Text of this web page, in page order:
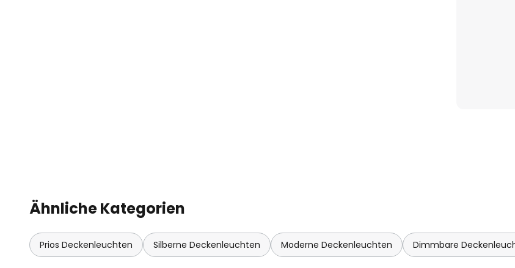
Ähnliche Kategorien
Prios Deckenleuchten Silberne Deckenleuchten Moderne Deckenleuchten Dimmbare